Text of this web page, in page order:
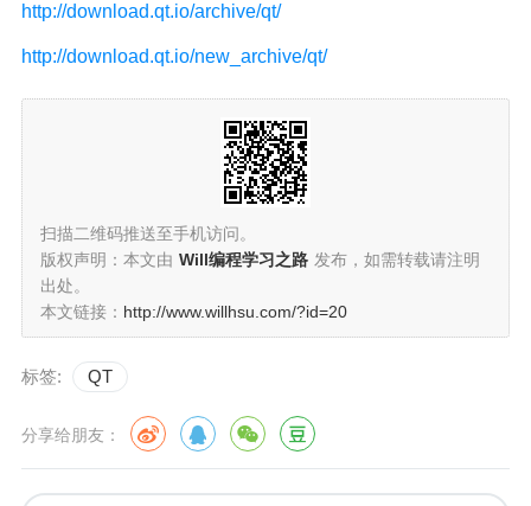
http://download.qt.io/archive/qt/
http://download.qt.io/new_archive/qt/
扫描二维码推送至手机访问。
版权声明：本文由 Will编程学习之路 发布，如需转载请注明
出处。
本文链接： http://www.willhsu.com/?id=20
标签: QT
分享给朋友：